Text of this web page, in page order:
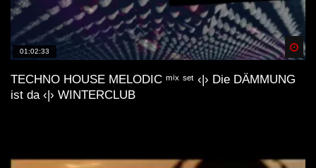
01:02:33
TECHNO HOUSE MELODIC ᵐⁱˣ ˢᵉᵗ ‹|› Die DÄMMUNG
ist da ‹|› WINTERCLUB